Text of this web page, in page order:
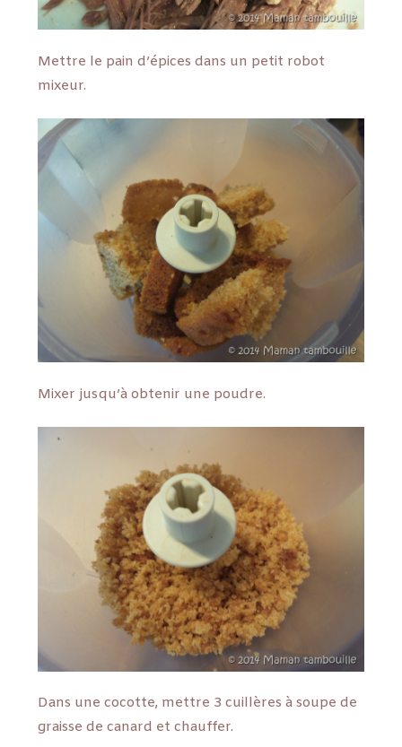
Mettre le pain d’épices dans un petit robot
mixeur.
Mixer jusqu’à obtenir une poudre.
Dans une cocotte, mettre 3 cuillères à soupe de
graisse de canard et chauffer.